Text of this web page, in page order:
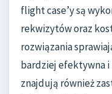
flight case’y są
rekwizytów oraz
rozwiązania
bardziej efektywna
znajdują również